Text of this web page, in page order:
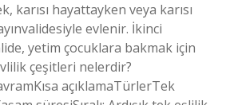
karısı hayattayken veya karısı
evlenir. İkinci
yetim çocuklara bakmak için
çeşitleri nelerdir?
açıklamaTürlerTek